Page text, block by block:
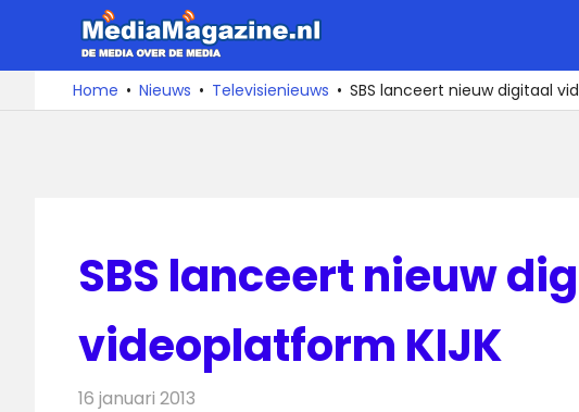
de
De
media
over
Home Nieuws Televisienieuws SBS lanceert nieuw digitaal
SBS lanceert nieuw
videoplatform KIJK
16 januari 2013